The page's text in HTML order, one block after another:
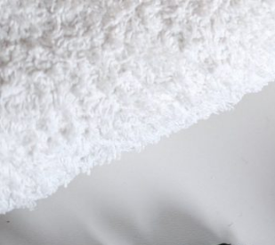
Skip to content